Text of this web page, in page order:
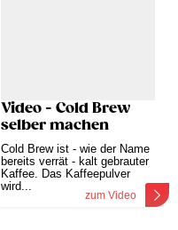
Video - Cold Brew
selber machen
Cold Brew ist - wie der Name
bereits verrät - kalt gebrauter
Kaffee. Das Kaffeepulver
wird...
zum Video